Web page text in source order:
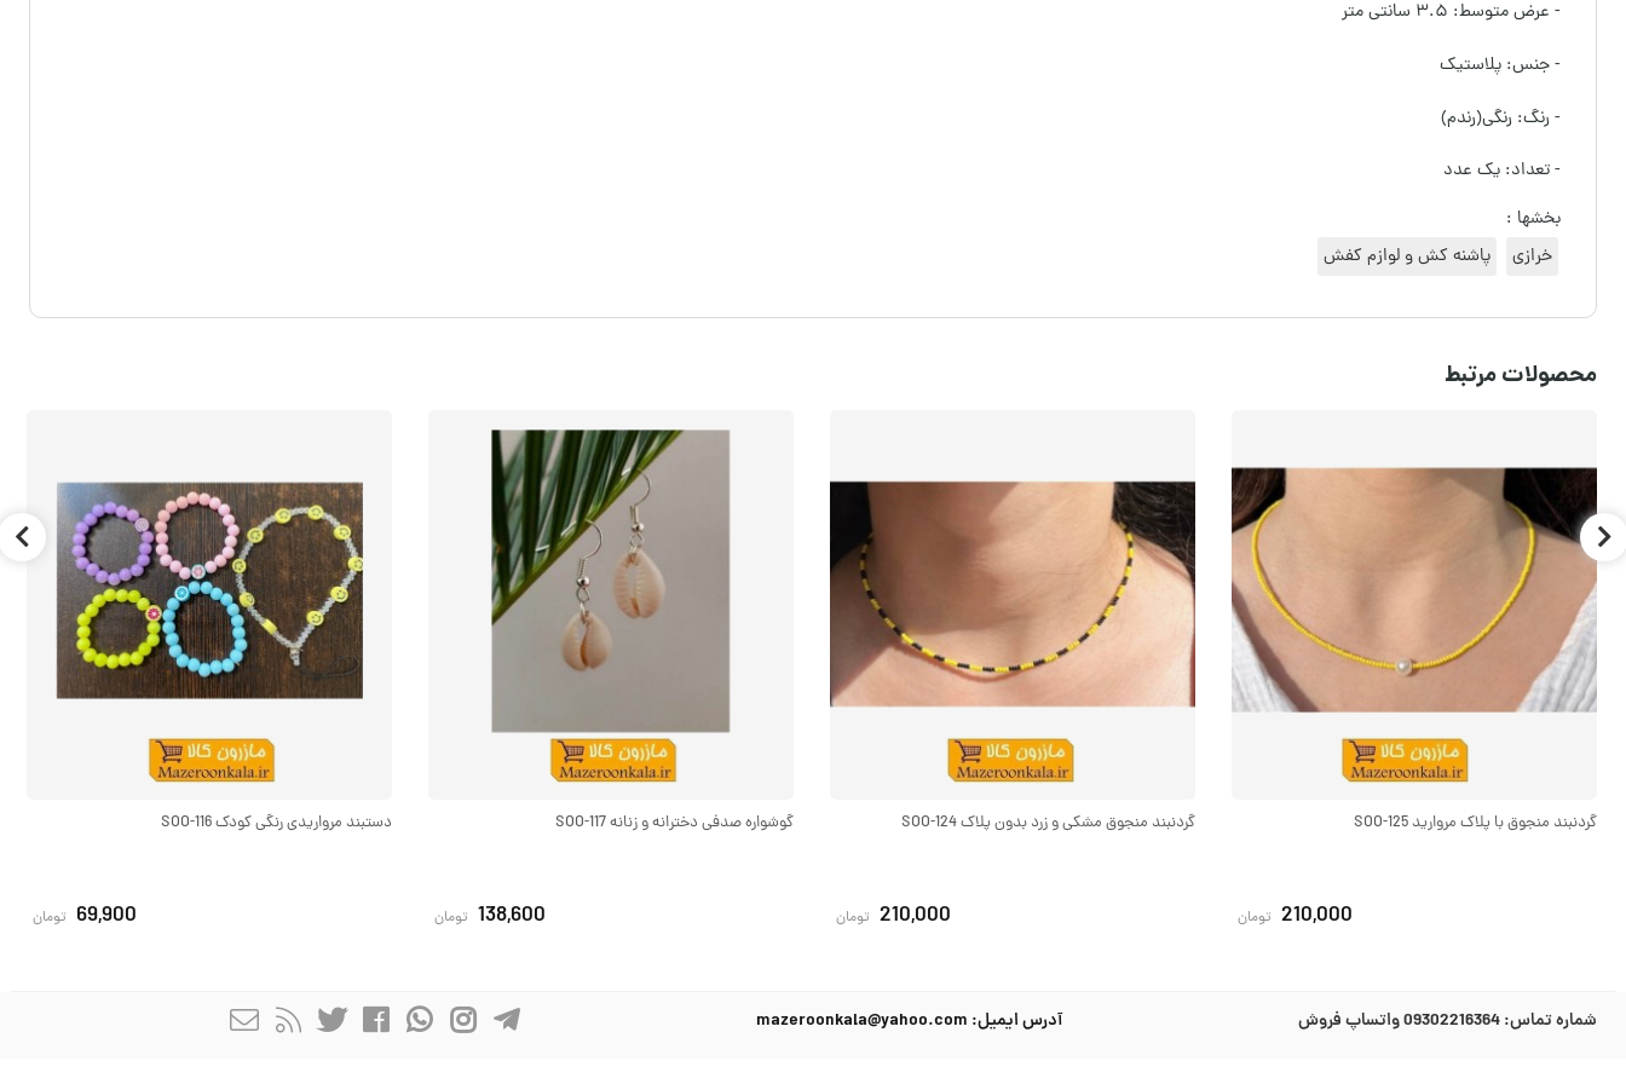
- عرض متوسط: ۳.۵ سانتی متر
- جنس: پلاستیک
- رنگ: رنگی(رندم)
- تعداد: یک عدد
بخشها :
خرازی
پاشنه کش و لوازم کفش
محصولات مرتبط
گردنبند منجوق با پلاک مروارید SOO-125
210,000 تومان
گردنبند منجوق مشکی و زرد بدون پلاک SOO-124
210,000 تومان
گوشواره صدفی دخترانه و زنانه SOO-117
138,600 تومان
دستبند مرواریدی رنگی کودک SOO-116
69,900 تومان
شماره تماس:09302216364 واتساپ فروش آدرس ایمیل: mazeroonkala@yahoo.com